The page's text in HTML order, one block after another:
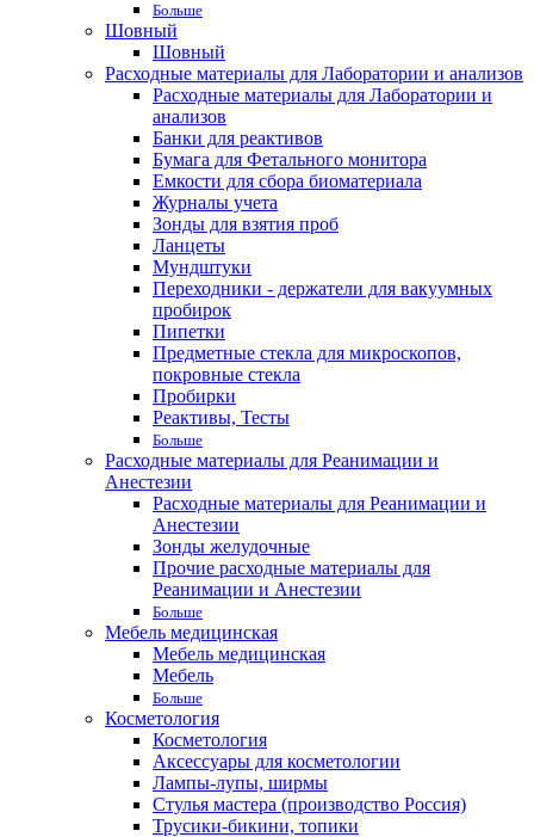
Больше
Шовный
Шовный
Расходные материалы для Лаборатории и анализов
Расходные материалы для Лаборатории и
анализов
Банки для реактивов
Бумага для Фетального монитора
Емкости для сбора биоматериала
Журналы учета
Зонды для взятия проб
Ланцеты
Мундштуки
Переходники - держатели для вакуумных
пробирок
Пипетки
Предметные стекла для микроскопов,
покровные стекла
Пробирки
Реактивы, Тесты
Больше
Расходные материалы для Реанимации и
Анестезии
Расходные материалы для Реанимации и
Анестезии
Зонды желудочные
Прочие расходные материалы для
Реанимации и Анестезии
Больше
Мебель медицинская
Мебель медицинская
Мебель
Больше
Косметология
Косметология
Аксессуары для косметологии
Лампы-лупы, ширмы
Стулья мастера (производство Россия)
Трусики-бикини, топики